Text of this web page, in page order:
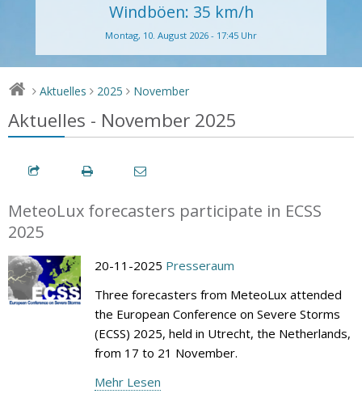
Windböen: 35 km/h
Montag, 10. August 2026 - 17:45 Uhr
> Aktuelles > 2025 > November
Aktuelles - November 2025
MeteoLux forecasters participate in ECSS
2025
20-11-2025 Presseraum
Three forecasters from MeteoLux attended
the European Conference on Severe Storms
(ECSS) 2025, held in Utrecht, the Netherlands,
from 17 to 21 November.
Mehr Lesen